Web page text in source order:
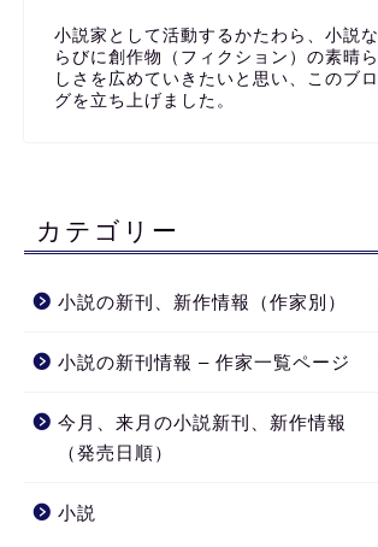
小説家として活動するかたわら、小説な
らびに創作物（フィクション）の素晴ら
しさを広めていきたいと思い、このブロ
グを立ち上げました。
カテゴリー
小説の新刊、新作情報（作家別）
小説の新刊情報 – 作家一覧ページ
今月、来月の小説新刊、新作情報
（発売日順）
小説